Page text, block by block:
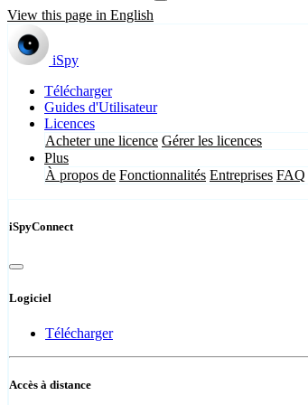
View this page in English
iSpy
Télécharger
Guides d'Utilisateur
Licences
Acheter une licence Gérer les licences
Plus
À propos de Fonctionnalités Entreprises FAQ
iSpyConnect
Logiciel
Télécharger
Accès à distance